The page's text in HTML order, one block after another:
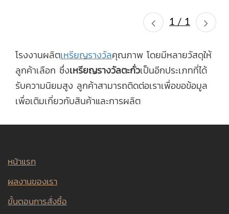
1 / 1
โรงงานผลิตเหรียญรางวัลคุณภาพ โดยมีหลายวัสดุให้
ลูกค้าเลือก ซึ่งเหรียญรางวัลตะกั่วเป็นอีกประเภทที่ได้
รับความนิยมสูง ลูกค้าสามารถติดต่อเราเพื่อขอข้อมูล
เพื่อเติมเกี่ยวกับสินค้าและการผลิต
หน้าแรก
ผลงานของเรา
ขั้นตอนการสั่งซื้อ